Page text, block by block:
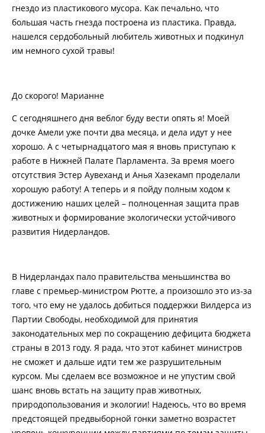
гнездо из пластикового мусора. Как печально, что
большая часть гнезда построена из пластика. Правда,
нашелся сердобольный любитель животных и подкинул
им немного сухой травы!
До скорого! Марианне
С сегодняшнего дня веблог буду вести опять я! Моей
дочке Амели уже почти два месяца, и дела идут у нее
хорошо. А с четырнадцатого мая я вновь приступаю к
работе в Нижней Палате Парламента. За время моего
отсутствия Эстер Аувеханд и Анья Хазекамп проделали
хорошую работу! А теперь и я пойду полным ходом к
достижению наших целей – полноценная защита прав
животных и формирование экологически устойчивого
развития Нидерландов.
В Нидерландах пало правительства меньшинства во
главе с премьер-министром Рютте, а произошло это из-за
того, что ему не удалось добиться поддержки Вилдерса из
Партии Свободы, необходимой для принятия
законодательных мер по сокращению дефицита бюджета
страны в 2013 году. Я рада, что этот кабинет министров
не сможет и дальше идти тем же разрушительным
курсом. Мы сделаем все возможное и не упустим свой
шанс вновь встать на защиту прав животных,
природопользования и экологии! Надеюсь, что во время
предстоящей предвыборной гонки заметно возрастет